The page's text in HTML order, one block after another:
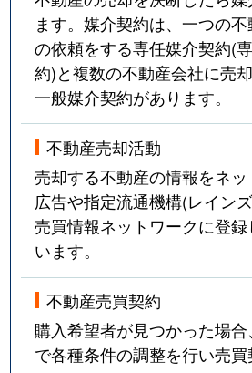
ます。媒介契約は、一つの
の依頼をする専任媒介契約(
約)と複数の不動産会社に売
一般媒介契約があります。
不動産売却活動
売却する不動産の情報をネ
広告や指定流通機構(レイン
売買情報ネットワークに登
います。
不動産売買契約
購入希望者が見つかった場
で各種条件の調整を行い売